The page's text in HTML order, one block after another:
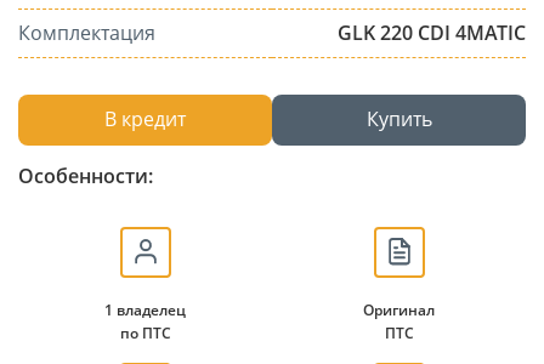
Комплектация
GLK 220 CDI 4MATIC
В кредит Купить
Особенности:
1 владелец
по ПТС
Оригинал
ПТС